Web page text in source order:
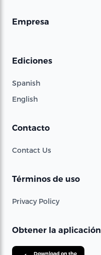
Empresa
Ediciones
Spanish
English
Contacto
Contact Us
Términos de uso
Privacy Policy
Obtener la aplicación
Download on the